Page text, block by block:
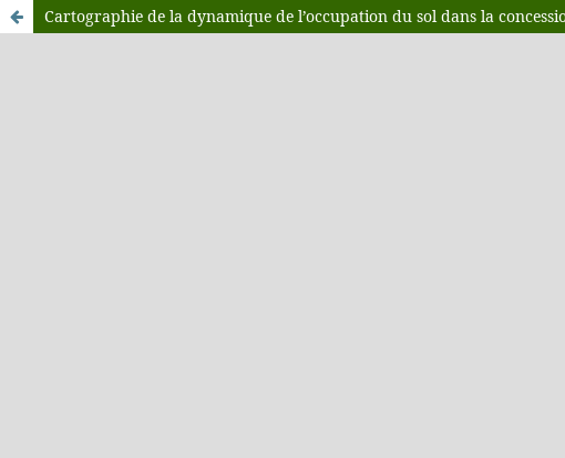
Cartographie de la dynamique de l’occupation du sol dans la